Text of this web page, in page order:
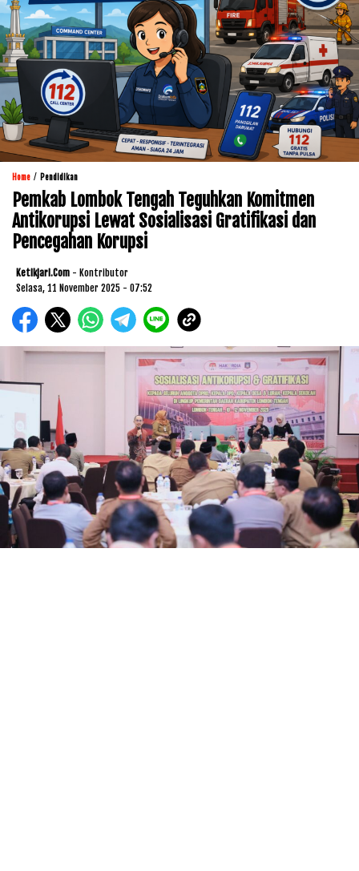
Home / Pendidikan
Pemkab Lombok Tengah Teguhkan Komitmen
Antikorupsi Lewat Sosialisasi Gratifikasi dan
Pencegahan Korupsi
Ketikjari.com - Kontributor
Selasa, 11 November 2025 - 07:52